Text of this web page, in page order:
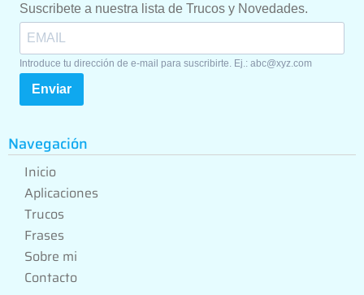
Navegación
Inicio
Aplicaciones
Trucos
Frases
Sobre mi
Contacto
Suscribete a nuestra lista de Trucos y Novedades.
Introduce tu dirección de e-mail para suscribirte. Ej.: abc@xyz.com
Enviar